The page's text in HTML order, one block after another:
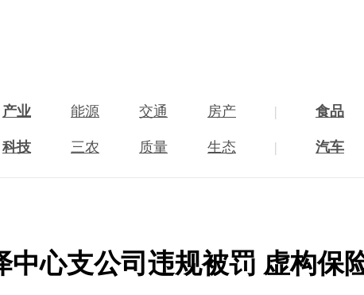
产业 能源 交通 房产 | 食品
科技 三农 质量 生态 | 汽车
中心支公司违规被罚 虚构保